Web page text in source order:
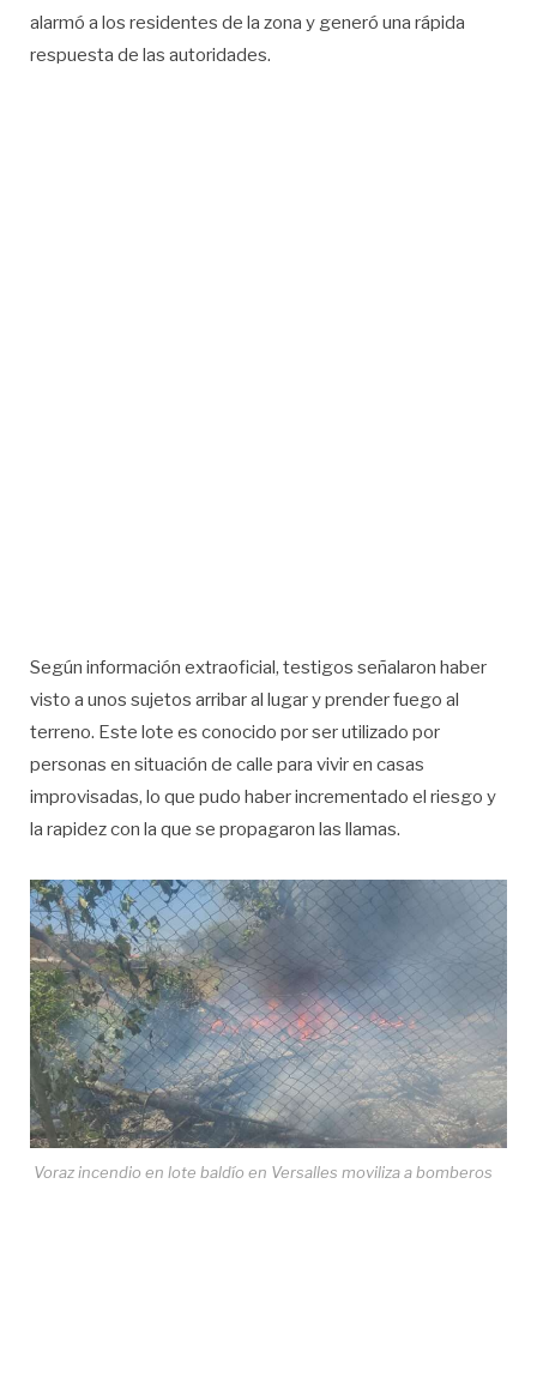
alarmó a los residentes de la zona y generó una rápida
respuesta de las autoridades.
Según información extraoficial, testigos señalaron haber
visto a unos sujetos arribar al lugar y prender fuego al
terreno. Este lote es conocido por ser utilizado por
personas en situación de calle para vivir en casas
improvisadas, lo que pudo haber incrementado el riesgo y
la rapidez con la que se propagaron las llamas.
Voraz incendio en lote baldío en Versalles moviliza a bomberos